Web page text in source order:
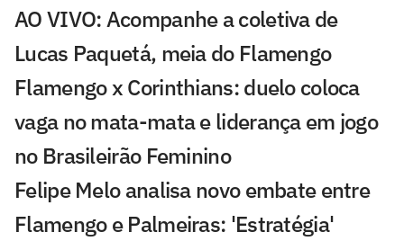
AO VIVO: Acompanhe a coletiva de
Lucas Paquetá, meia do Flamengo
Flamengo x Corinthians: duelo coloca
vaga no mata-mata e liderança em jogo
no Brasileirão Feminino
Felipe Melo analisa novo embate entre
Flamengo e Palmeiras: 'Estratégia'